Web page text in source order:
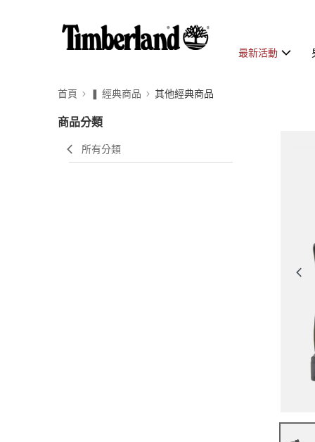
最新活動
首頁 ❚ 經典商品 其他經典商品
商品分類
所有分類